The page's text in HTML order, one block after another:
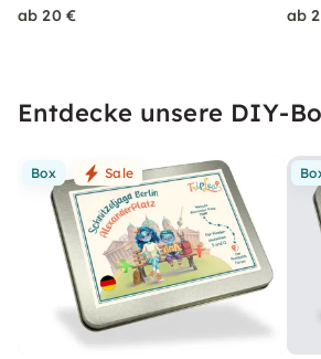
ab 20 € ab
Entdecke unsere DIY-
Box Sale